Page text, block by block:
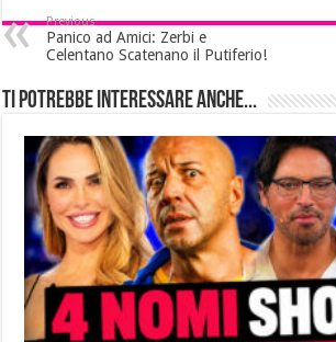
Previous
Panico ad Amici: Zerbi e
Celentano Scatenano il Putiferio!
Ti potrebbe interessare anche...